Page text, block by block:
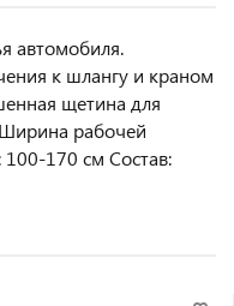
автомобиля.
к шлангу и краном
щетина для
рабочей
170 см Состав: